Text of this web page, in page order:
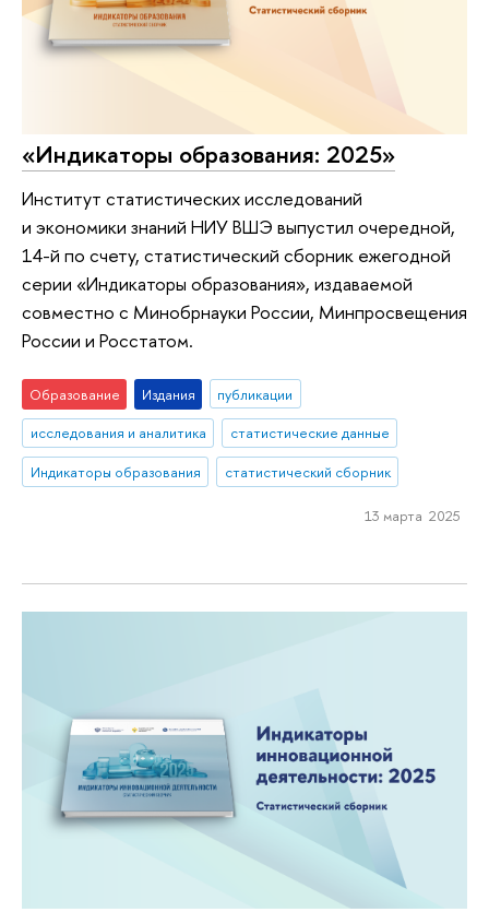
«Индикаторы образования: 2025»
Институт статистических исследований
и экономики знаний НИУ ВШЭ выпустил очередной,
14-й по счету, статистический сборник ежегодной
серии «Индикаторы образования», издаваемой
совместно с Минобрнауки России, Минпросвещения
России и Росстатом.
Образование Издания
публикации
исследования и аналитика
статистические данные
Индикаторы образования
статистический сборник
13 марта 2025